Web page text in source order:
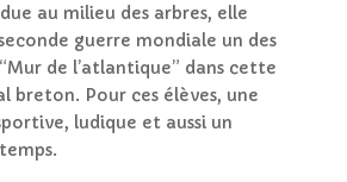
au milieu des arbres, elle
guerre mondiale un des
de l’atlantique” dans cette
breton. Pour ces élèves, une
ludique et aussi un